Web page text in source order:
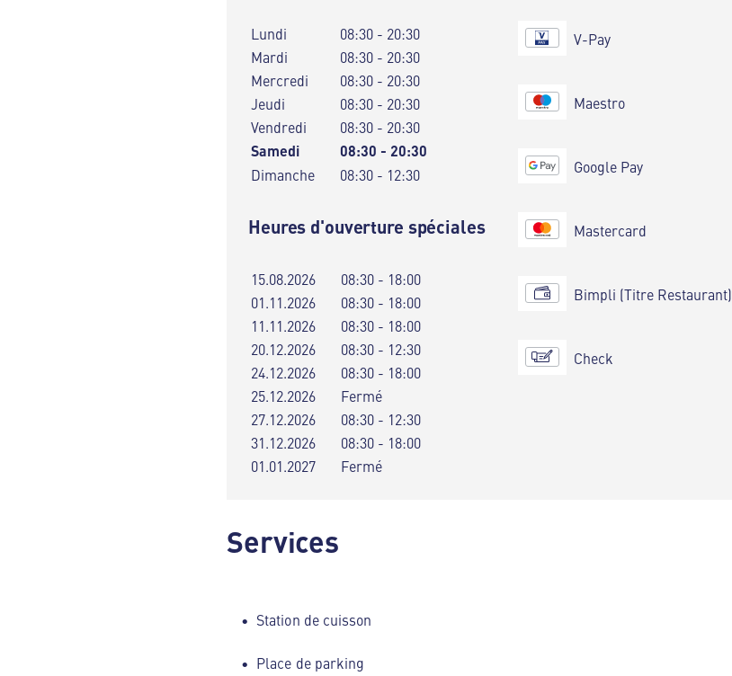
Lundi
08:30 - 20:30
Mardi
08:30 - 20:30
Mercredi
08:30 - 20:30
Jeudi
08:30 - 20:30
Vendredi
08:30 - 20:30
Samedi 08:30 - 20:30
Dimanche 08:30 - 12:30
Heures d'ouverture spéciales
15.08.2026
08:30 - 18:00
01.11.2026
08:30 - 18:00
11.11.2026
08:30 - 18:00
20.12.2026
08:30 - 12:30
24.12.2026
08:30 - 18:00
25.12.2026
Fermé
27.12.2026
08:30 - 12:30
31.12.2026
08:30 - 18:00
01.01.2027
Fermé
V-Pay
Maestro
Google Pay
Mastercard
Bimpli (Titre Restaurant)
Check
Services
Station de cuisson
Place de parking